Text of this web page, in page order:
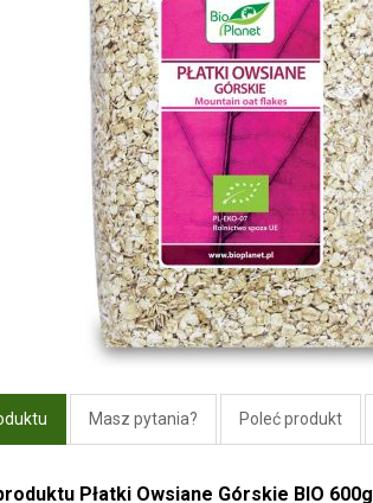
Masz pytania? Poleć produkt
Płatki Owsiane Górskie BIO